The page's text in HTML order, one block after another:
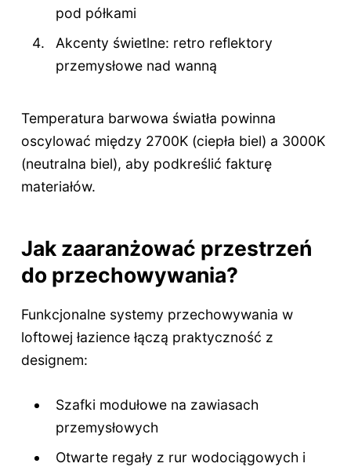
pod półkami
Akcenty świetlne: retro reflektory
przemysłowe nad wanną
Temperatura barwowa światła powinna
oscylować między 2700K (ciepła biel) a 3000K
(neutralna biel), aby podkreślić fakturę
materiałów.
Jak zaaranżować przestrzeń
do przechowywania?
Funkcjonalne systemy przechowywania w
loftowej łazience łączą praktyczność z
designem:
Szafki modułowe na zawiasach
przemysłowych
Otwarte regały z rur wodociągowych i